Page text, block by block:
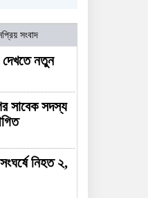
সংবাদ
দেখতে নতুন
সাবেক সদস্য
নিহত ২,